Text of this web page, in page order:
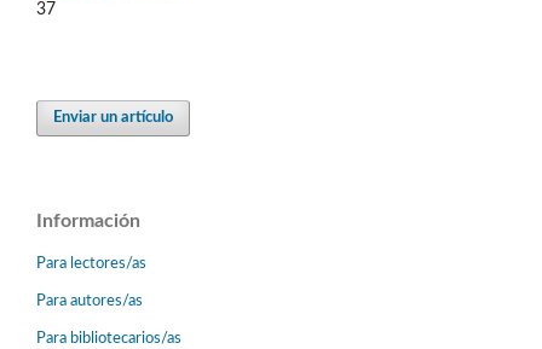
37
Enviar un artículo
Información
Para lectores/as
Para autores/as
Para bibliotecarios/as